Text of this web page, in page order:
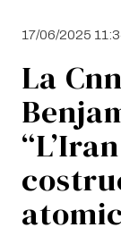
17/06/2025
La